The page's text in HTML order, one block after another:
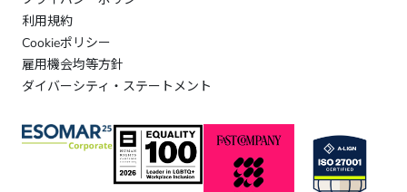
利用規約
Cookieポリシー
雇用機会均等方針
ダイバーシティ・ステートメント